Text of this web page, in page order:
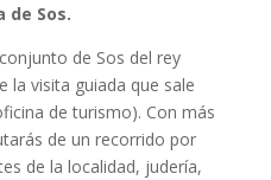
de Sos.
de Sos del rey
la visita guiada que sale
de turismo). Con más
de un recorrido por
de la localidad, judería,